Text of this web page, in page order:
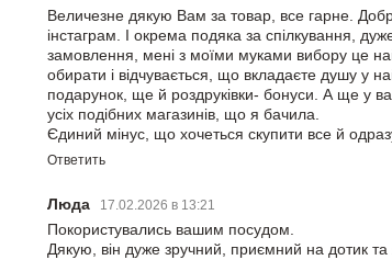
Величезне дякую Вам за товар, все гарне.
інстаграм. І окрема подяка за спілкування,
замовлення, мені з моїми муками вибору це
обирати і відчувається, що вкладаєте душу у
подарунок, ще й роздруківки- бонуси. А ще у
усіх подібних магазинів, що я бачила.
Єдиний мінус, що хочеться скупити все й
Ответить
Люда 17.02.2026 в 13:21
Покористувались вашим посудом.
Дякую, він дуже зручний, приємний на дотик та